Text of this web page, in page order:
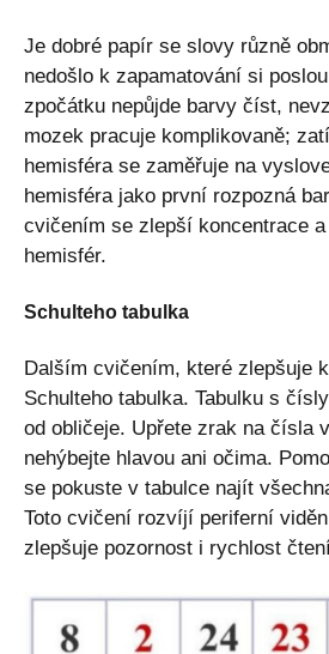
Je dobré papír se slovy různě
nedošlo k zapamatování si
zpočátku nepůjde barvy číst,
mozek pracuje komplikovaně;
hemisféra se zaměřuje na
hemisféra jako první rozpozná
cvičením se zlepší koncentrace a
hemisfér.
Schulteho tabulka
Dalším cvičením, které zlepšuje
Schulteho tabulka. Tabulku s
od obličeje. Upřete zrak na čísla
nehýbejte hlavou ani očima.
se pokuste v tabulce najít
Toto cvičení rozvíjí periferní
zlepšuje pozornost i rychlost